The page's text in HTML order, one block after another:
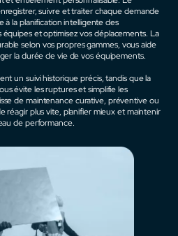
suivre et traiter chaque demande
à la planification intelligente des
et optimisez vos déplacements. La
selon vos propres gammes, vous aide
la durée de vie de vos équipements.
un suivi historique précis, tandis que la
évite les ruptures et simplifie les
de maintenance curative, préventive ou
réagir plus vite, planifier mieux et maintenir
de performance.